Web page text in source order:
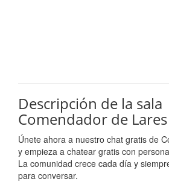
Descripción de la sala
Comendador de Lares
Únete ahora a nuestro chat gratis de
y empieza a chatear gratis con
La comunidad crece cada día y
para conversar.